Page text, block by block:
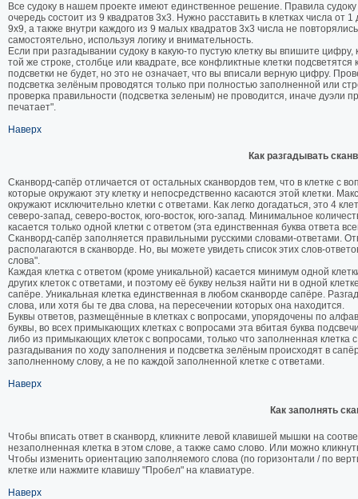
Все судоку в нашем проекте имеют единственное решение. Правила
очередь состоит из 9 квадратов 3х3. Нужно расставить в клетках числа от
9х9, а также внутри каждого из 9 малых квадратов 3х3 числа не
самостоятельно, используя логику и внимательность.
Если при разгадывании судоку в какую-то пустую клетку вы впишите
той же строке, столбце или квадрате, все конфликтные клетки
подсветки не будет, но это не означает, что вы вписали верную цифру.
подсветка зелёным проводятся только при полностью заполненной или
проверка правильности (подсветка зеленым) не проводится, иначе дуэли
печатает".
Наверх
Как разгадывать
Сканворд-сапёр отличается от остальных сканвордов тем, что в клетке с
которые окружают эту клетку и непосредственно касаются этой клетки.
окружают исключительно клетки с ответами. Как легко догадаться, это 4
северо-запад, северо-восток, юго-восток, юго-запад. Минимальное
касается только одной клетки с ответом (эта единственная буква ответа
Сканворд-сапёр заполняется правильными русскими словами-ответами.
располагаются в сканворде. Но, вы можете увидеть список этих слов-
слова".
Каждая клетка с ответом (кроме уникальной) касается минимум одной
других клеток с ответами, и поэтому её букву нельзя найти ни в одной
сапёре. Уникальная клетка единственная в любом сканворде сапёре.
слова, или хотя бы те два слова, на пересечении которых она находится.
Буквы ответов, размещённые в клетках с вопросами, упорядочены по
буквы, во всех примыкающих клетках с вопросами эта вбитая буква
либо из примыкающих клеток с вопросами, только что заполненная клетка
разгадывания по ходу заполнения и подсветка зелёным происходят в
заполненному слову, а не по каждой заполненной клетке с ответами.
Наверх
Как заполнять
Чтобы вписать ответ в сканворд, кликните левой клавишей мышки на
незаполненная клетка в этом слове, а также само слово. Или можно
Чтобы изменить ориентацию заполняемого слова (по горизонтали / по
клетке или нажмите клавишу "Пробел" на клавиатуре.
Наверх